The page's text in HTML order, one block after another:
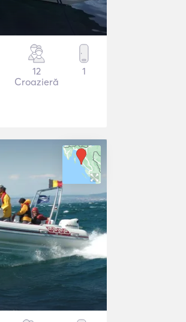
12
Croazieră
1